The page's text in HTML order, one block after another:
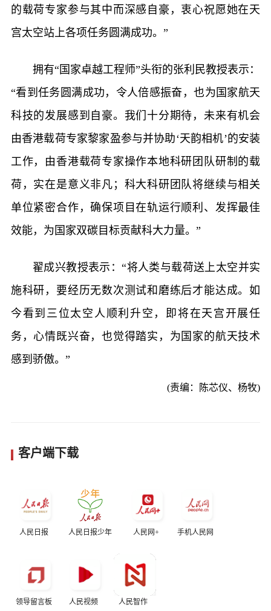
的载荷专家参与其中而深感自豪，衷心祝愿她在天
宫太空站上各项任务圆满成功。”
拥有“国家卓越工程师”头衔的张利民教授表示：
“看到任务圆满成功，令人倍感振奋，也为国家航天
科技的发展感到自豪。我们十分期待，未来有机会
由香港载荷专家黎家盈参与并协助‘天韵相机’的安装
工作，由香港载荷专家操作本地科研团队研制的载
荷，实在是意义非凡；科大科研团队将继续与相关
单位紧密合作，确保项目在轨运行顺利、发挥最佳
效能，为国家双碳目标贡献科大力量。”
翟成兴教授表示：“将人类与载荷送上太空并实
施科研，要经历无数次测试和磨练后才能达成。如
今看到三位太空人顺利升空，即将在天宫开展任
务，心情既兴奋，也觉得踏实，为国家的航天技术
感到骄傲。”
(责编：陈芯仪、杨牧)
客户端下载
人民日报 人民日报少年 人民网+ 手机人民网
领导留言板 人民视频 人民智作